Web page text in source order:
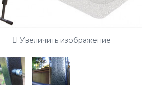
Увеличить изображение